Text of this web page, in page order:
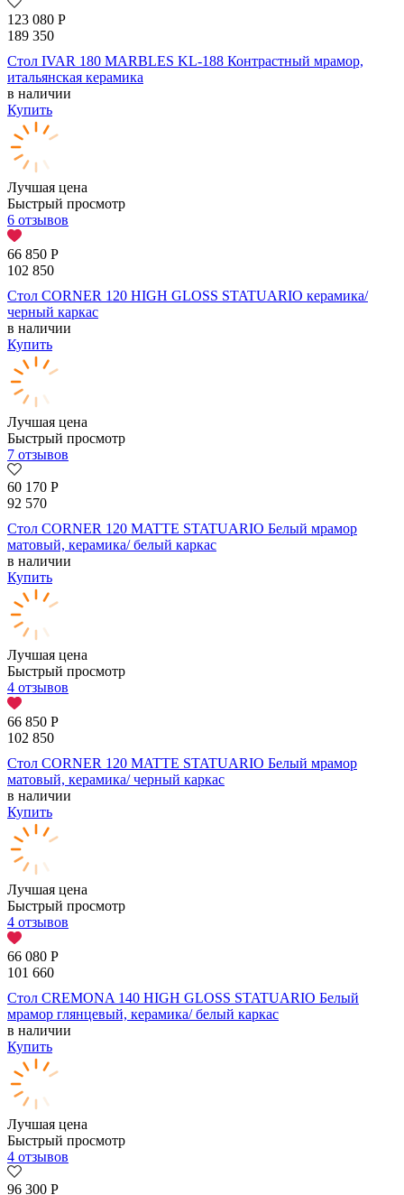
123 080 Р
189 350
Стол IVAR 180 MARBLES KL-188 Контрастный мрамор,
итальянская керамика
в наличии
Купить
Лучшая цена
Быстрый просмотр
6 отзывов
66 850 Р
102 850
Стол CORNER 120 HIGH GLOSS STATUARIO керамика/
черный каркас
в наличии
Купить
Лучшая цена
Быстрый просмотр
7 отзывов
60 170 Р
92 570
Стол CORNER 120 MATTE STATUARIO Белый мрамор
матовый, керамика/ белый каркас
в наличии
Купить
Лучшая цена
Быстрый просмотр
4 отзывов
66 850 Р
102 850
Стол CORNER 120 MATTE STATUARIO Белый мрамор
матовый, керамика/ черный каркас
в наличии
Купить
Лучшая цена
Быстрый просмотр
4 отзывов
66 080 Р
101 660
Стол CREMONA 140 HIGH GLOSS STATUARIO Белый
мрамор глянцевый, керамика/ белый каркас
в наличии
Купить
Лучшая цена
Быстрый просмотр
4 отзывов
96 300 Р